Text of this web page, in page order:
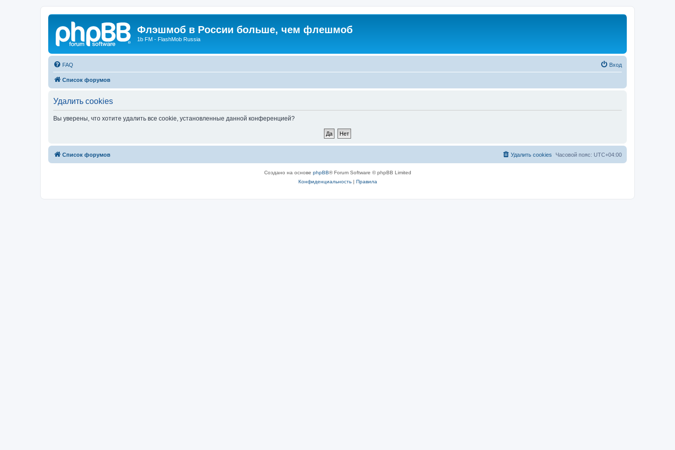
Флэшмоб в России больше, чем флешмоб
1b FM - FlashMob Russia
FAQ Вход
Список форумов
Удалить cookies
Вы уверены, что хотите удалить все cookie, установленные данной конференцией?
Список форумов Часовой пояс: UTC+04:00
Удалить cookies
Создано на основе phpBB® Forum Software © phpBB Limited
Конфиденциальность| Правила